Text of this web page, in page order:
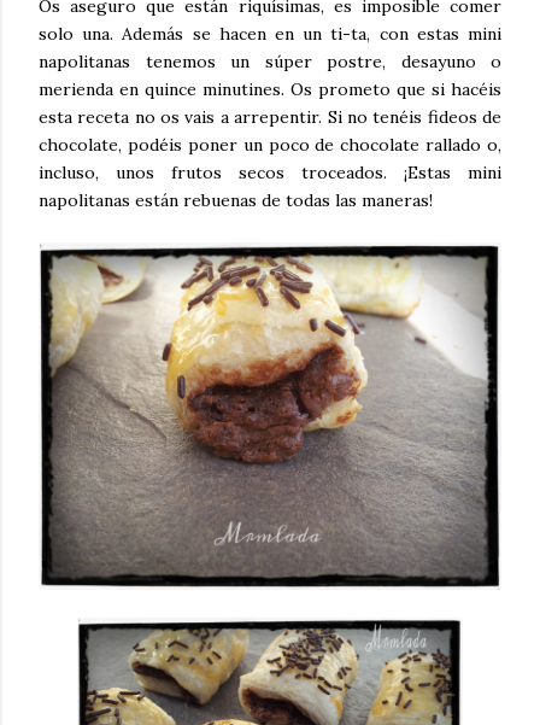
Os aseguro que están riquísimas, es imposible comer
solo una. Además se hacen en un ti-ta, con estas mini
napolitanas tenemos un súper postre, desayuno o
merienda en quince minutines. Os prometo que si hacéis
esta receta no os vais a arrepentir. Si no tenéis fideos de
chocolate, podéis poner un poco de chocolate rallado o,
incluso, unos frutos secos troceados. ¡Estas mini
napolitanas están rebuenas de todas las maneras!